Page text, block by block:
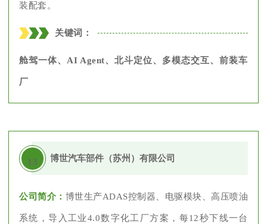
装配套。
关键词：
舱驾一体、AI Agent、北斗定位、多模态交互、前装车
厂
13 博世汽车部件（苏州）有限公司
公司简介： 博世生产ADAS控制器、电驱模块、高压喷油
系统，导入工业4.0数字化工厂方案，每12秒下线一台